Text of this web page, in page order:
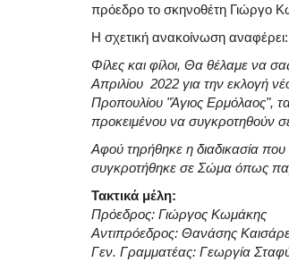
πρόεδρο το σκηνοθέτη Γιώργο
Η σχετική ανακοίνωση αναφέρει:
Φίλες και φίλοι, Θα θέλαμε να
Απριλίου 2022 για την εκλογή
Προπουλίου "Άγιος Ερμόλαος",
προκειμένου να συγκροτηθούν
Αφού τηρήθηκε η διαδικασία που
συγκροτήθηκε σε Σώμα όπως
Τακτικά μέλη:
Πρόεδρος: Γιώργος Κωμάκης
Αντιπρόεδρος: Θανάσης
Γεν. Γραμματέας: Γεωργία